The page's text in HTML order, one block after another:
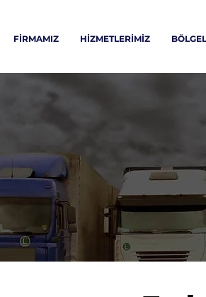
FİRMAMIZ HİZMETLERİMİZ